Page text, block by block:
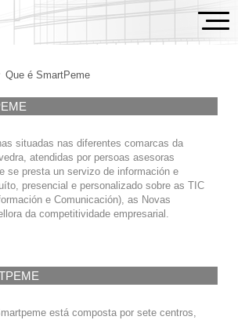
Que é SmartPeme
situadas nas diferentes comarcas da
atendidas por persoas asesoras
se presta un servizo de información e
presencial e personalizado sobre as TIC
e Comunicación), as Novas
da competitividade empresarial.
está composta por sete centros,